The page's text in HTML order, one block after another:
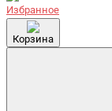
Избранное
Корзина